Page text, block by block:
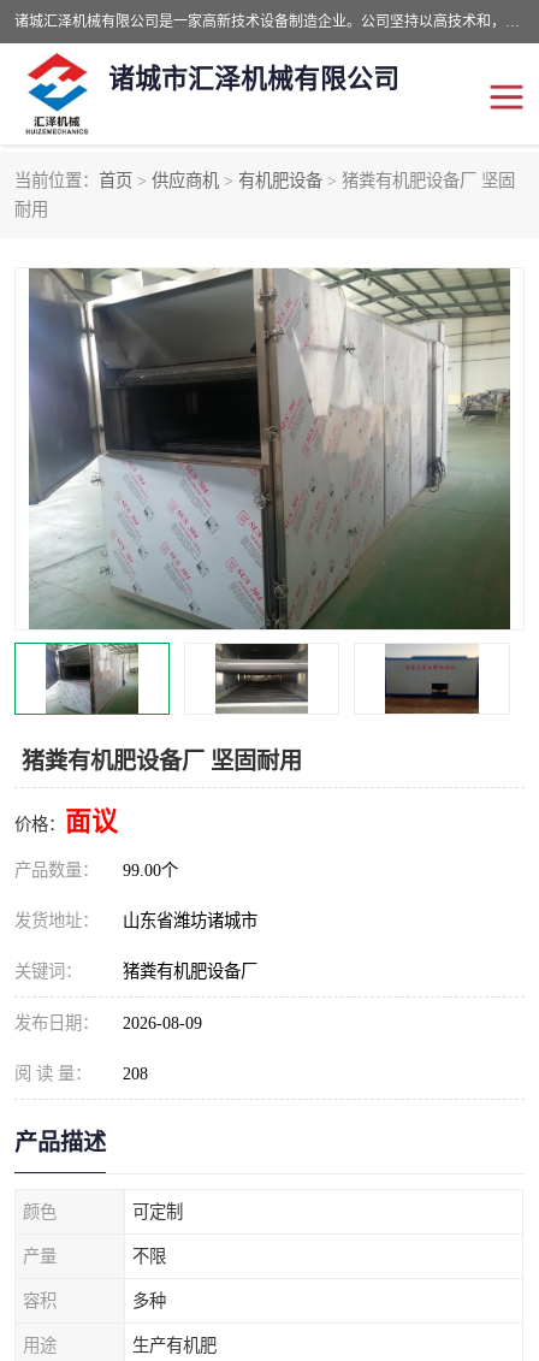
诸城汇泽机械有限公司是一家高新技术设备制造企业。公司坚持以高技术和，高服务于用户，以的环保机械制造设备赢的用户的信赖。现在主要生产死亡畜禽无害化处理和立式和卧式有机肥设备，搅拌机，烘干机，高温发酵机等。污水处理设备，固液分离机。气浮机，化制机等。公司秉承品质，用户至上，科技创新的经营理。
诸城市汇泽机械有限公司
当前位置： 首页 > 供应商机 > 有机肥设备 > 猪粪有机肥设备厂 坚固
耐用
猪粪有机肥设备厂 坚固耐用
价格： 面议
产品数量： 99.00个
发货地址： 山东省潍坊诸城市
关键词： 猪粪有机肥设备厂
发布日期： 2026-08-09
阅 读 量： 208
产品描述
颜色 可定制
产量 不限
容积 多种
用途 生产有机肥
发酵设备
鸡粪发酵机 有机肥设备
纳米膜好氧发酵堆肥机 粪污烘干酶体机
膜式堆肥机 纳米膜发酵
膜式发酵仓 分子膜堆肥仓
分子膜发酵堆肥设备